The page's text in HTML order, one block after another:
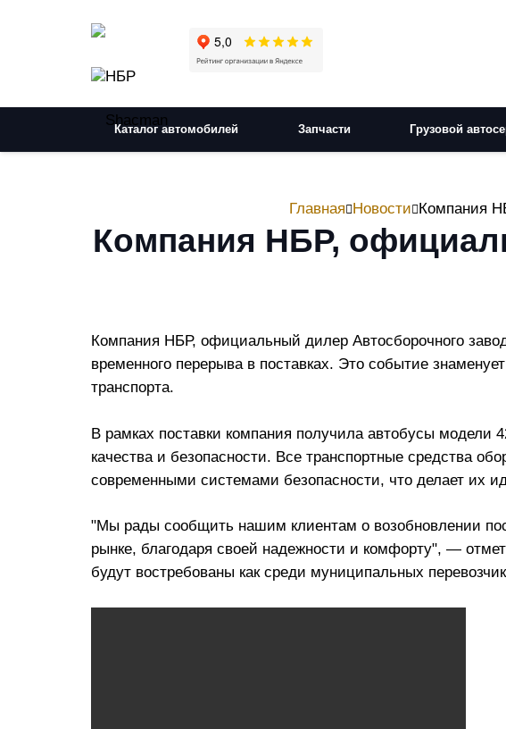
Каталог автомобилей Запчасти Грузовой
Главная Новости Компания
Компания НБР,
Компания НБР, официальный дилер Автосборочного
временного перерыва в поставках. Это событие
транспорта.
В рамках поставки компания получила автобусы модели
качества и безопасности. Все транспортные средства
современными системами безопасности, что делает их
"Мы рады сообщить нашим клиентам о возобновлении
рынке, благодаря своей надежности и комфорту", —
будут востребованы как среди муниципальных